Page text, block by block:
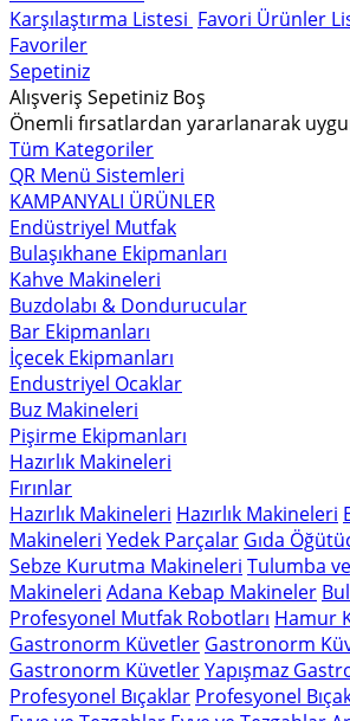
Karşılaştırma Listesi Favori Ürünler
Favoriler
Sepetiniz
Alışveriş Sepetiniz Boş
Önemli fırsatlardan yararlanarak
Tüm Kategoriler
QR Menü Sistemleri
KAMPANYALI ÜRÜNLER
Endüstriyel Mutfak
Bulaşıkhane Ekipmanları
Kahve Makineleri
Buzdolabı & Dondurucular
Bar Ekipmanları
İçecek Ekipmanları
Endustriyel Ocaklar
Buz Makineleri
Pişirme Ekipmanları
Hazırlık Makineleri
Fırınlar
Hazırlık Makineleri Hazırlık Makineleri
Makineleri Yedek Parçalar Gıda
Sebze Kurutma Makineleri Tulumba
Makineleri Adana Kebap Makineler
Profesyonel Mutfak Robotları Hamur
Gastronorm Küvetler Gastronorm
Gastronorm KüvetlerYapışmaz
Profesyonel Bıçaklar Profesyonel